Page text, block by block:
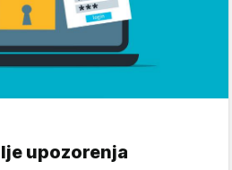
upozorenja